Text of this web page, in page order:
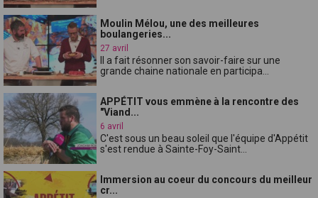
Moulin Mélou, une des meilleures
boulangeries...
27 avril
Il a fait résonner son savoir-faire sur une
grande chaine nationale en participa...
APPÉTIT vous emmène à la rencontre des
"Viand...
6 avril
C'est sous un beau soleil que l'équipe d'Appétit
s'est rendue à Sainte-Foy-Saint...
Immersion au coeur du concours du meilleur
cr...